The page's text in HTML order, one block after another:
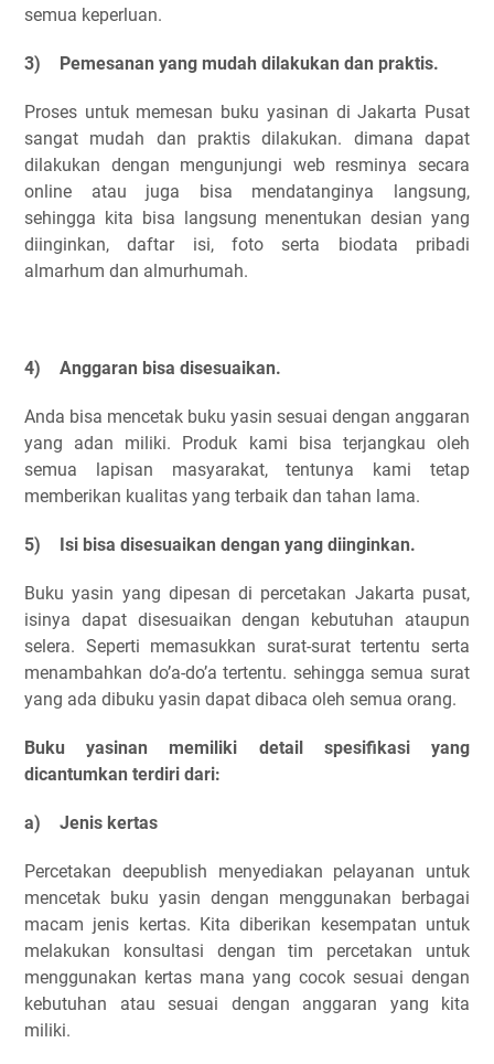
semua keperluan.
3) Pemesanan yang mudah dilakukan dan praktis.
Proses untuk memesan buku yasinan di Jakarta Pusat
sangat mudah dan praktis dilakukan. dimana dapat
dilakukan dengan mengunjungi web resminya secara
online atau juga bisa mendatanginya langsung,
sehingga kita bisa langsung menentukan desian yang
diinginkan, daftar isi, foto serta biodata pribadi
almarhum dan almurhumah.
4) Anggaran bisa disesuaikan.
Anda bisa mencetak buku yasin sesuai dengan anggaran
yang adan miliki. Produk kami bisa terjangkau oleh
semua lapisan masyarakat, tentunya kami tetap
memberikan kualitas yang terbaik dan tahan lama.
5) Isi bisa disesuaikan dengan yang diinginkan.
Buku yasin yang dipesan di percetakan Jakarta pusat,
isinya dapat disesuaikan dengan kebutuhan ataupun
selera. Seperti memasukkan surat-surat tertentu serta
menambahkan do’a-do’a tertentu. sehingga semua surat
yang ada dibuku yasin dapat dibaca oleh semua orang.
Buku yasinan memiliki detail spesifikasi yang
dicantumkan terdiri dari:
a) Jenis kertas
Percetakan deepublish menyediakan pelayanan untuk
mencetak buku yasin dengan menggunakan berbagai
macam jenis kertas. Kita diberikan kesempatan untuk
melakukan konsultasi dengan tim percetakan untuk
menggunakan kertas mana yang cocok sesuai dengan
kebutuhan atau sesuai dengan anggaran yang kita
miliki.